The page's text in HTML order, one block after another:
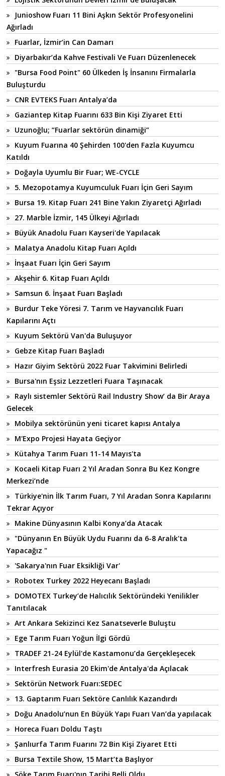
Junioshow Fuarı 11 Bini Aşkın Sektör Profesyonelini
Ağırladı
Fuarlar, İzmir’in Can Damarı
Diyarbakır’da Kahve Festivali Ve Fuarı Düzenlenecek
"Bursa Food Point" 60 Ülkeden İş İnsanını Firmalarla
Buluşturdu
CNR EVTEKS Fuarı Antalya’da
Gaziantep Kitap Fuarını 633 Bin Kişi Ziyaret Etti
Uzunoğlu; “Fuarlar sektörün dinamiği”
Kuyum Fuarına 40 Şehirden 100'den Fazla Kuyumcu
Katıldı
Doğayla Uyumlu Bir Fuar; WE-CYCLE
5. Mezopotamya Kuyumculuk Fuarı İçin Geri Sayım
Bursa 19. Kitap Fuarı 241 Bine Yakın Ziyaretçi Ağırladı
27. Marble İzmir, 145 Ülkeyi Ağırladı
Büyük Anadolu Fuarı Kayseri'de Yapılacak
Malatya Anadolu Kitap Fuarı Açıldı
İnşaat Fuarı İçin Geri Sayım
Akşehir 6. Kitap Fuarı Açıldı
Samsun 6. İnşaat Fuarı Başladı
Burdur Teke Yöresi 7. Tarım ve Hayvancılık Fuarı
Kapılarını Açtı
Kuyum Sektörü Van'da Buluşuyor
Gebze Kitap Fuarı Başladı
Hazır Giyim Sektörü 2022 Fuar Takvimini Belirledi
Bursa'nın Eşsiz Lezzetleri Fuara Taşınacak
Raylı sistemler Sektörü Rail Industry Show’ da Bir Araya
Gelecek
Mobilya sektörünün yeni ticaret kapısı Antalya
M'Expo Projesi Hayata Geçiyor
Kütahya Tarım Fuarı 11-14 Mayıs'ta
Kocaeli Kitap Fuarı 2 Yıl Aradan Sonra Bu Kez Kongre
Merkezi’nde
Türkiye'nin İlk Tarım Fuarı, 7 Yıl Aradan Sonra Kapılarını
Tekrar Açıyor
Makine Dünyasının Kalbi Konya’da Atacak
"Dünyanın En Büyük Uydu Fuarını da 6-8 Aralık'ta
Yapacağız "
'Sakarya'nın Fuar Eksikliği Var'
Robotex Turkey 2022 Heyecanı Başladı
DOMOTEX Turkey’de Halıcılık Sektöründeki Yenilikler
Tanıtılacak
Art Ankara Sekizinci Kez Sanatseverle Buluştu
Ege Tarım Fuarı Yoğun İlgi Gördü
TRADEF 21-24 Eylül'de Kastamonu’da Gerçekleşecek
Interfresh Eurasia 20 Ekim'de Antalya'da Açılacak
Sektörün Network Fuarı:SEDEC
13. Gaptarım Fuarı Sektöre Canlılık Kazandırdı
Doğu Anadolu’nun En Büyük Yapı Fuarı Van’da yapılacak
Horeca Fuarı Doldu Taştı
Şanlıurfa Tarım Fuarını 72 Bin Kişi Ziyaret Etti
Bursa Textile Show, 15 Mart’ta Başlıyor